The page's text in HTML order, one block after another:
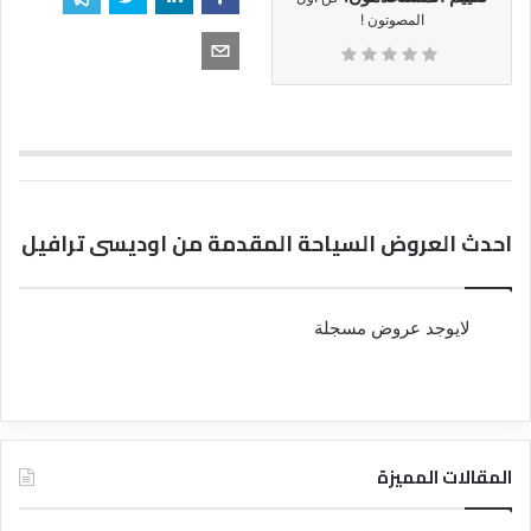
المصوتون !
احدث العروض السياحة المقدمة من اوديسى ترافيل
لايوجد عروض مسجلة
المقالات المميزة